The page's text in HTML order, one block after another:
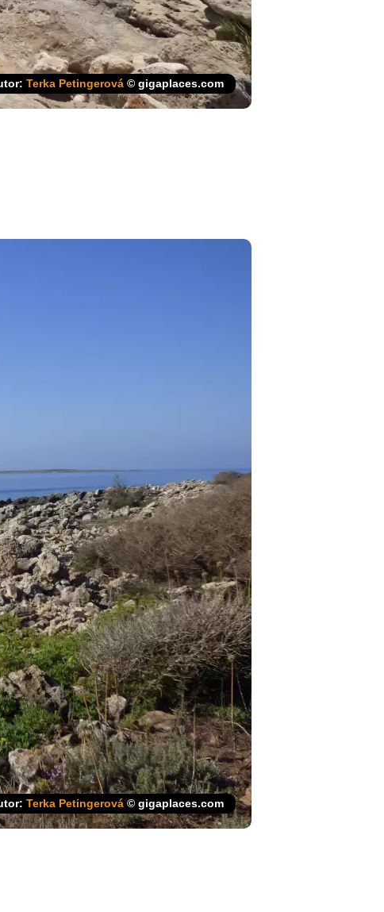
Terka Petingerová © gigaplaces.com
Terka Petingerová © gigaplaces.com